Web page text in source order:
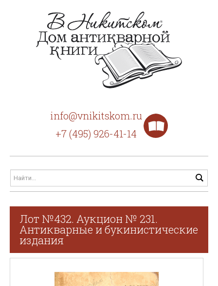
info@vnikitskom.ru
+7 (495) 926-41-14
Лот №432. Аукцион № 231.
Антикварные и букинистические
издания